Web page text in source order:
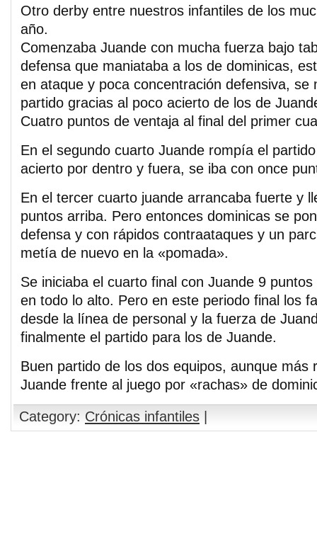
Otro derby entre nuestros infantiles de los
año.
Comenzaba Juande con mucha fuerza bajo
defensa que maniataba a los de dominicas,
en ataque y poca concentración defensiva, se
partido gracias al poco acierto de los de
Cuatro puntos de ventaja al final del primer
En el segundo cuarto Juande rompía el
acierto por dentro y fuera, se iba con once
En el tercer cuarto juande arrancaba fuerte y
puntos arriba. Pero entonces dominicas se
defensa y con rápidos contraataques y un
metía de nuevo en la «pomada».
Se iniciaba el cuarto final con Juande 9
en todo lo alto. Pero en este periodo final los
desde la línea de personal y la fuerza de
finalmente el partido para los de Juande.
Buen partido de los dos equipos, aunque más
Juande frente al juego por «rachas» de
Category: Crónicas infantiles